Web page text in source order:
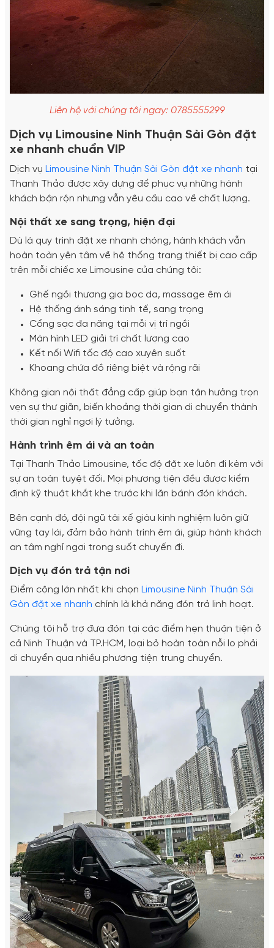
Liên hệ với chúng tôi ngay: 0785555299
Dịch vụ Limousine Ninh Thuận Sài Gòn đặt
xe nhanh chuẩn VIP
Dịch vụ Limousine Ninh Thuận Sài Gòn đặt xe nhanh tại
Thanh Thảo được xây dựng để phục vụ những hành
khách bận rộn nhưng vẫn yêu cầu cao về chất lượng.
Nội thất xe sang trọng, hiện đại
Dù là quy trình đặt xe nhanh chóng, hành khách vẫn
hoàn toàn yên tâm về hệ thống trang thiết bị cao cấp
trên mỗi chiếc xe Limousine của chúng tôi:
Ghế ngồi thương gia bọc da, massage êm ái
Hệ thống ánh sáng tinh tế, sang trọng
Cổng sạc đa năng tại mỗi vị trí ngồi
Màn hình LED giải trí chất lượng cao
Kết nối Wifi tốc độ cao xuyên suốt
Khoang chứa đồ riêng biệt và rộng rãi
Không gian nội thất đẳng cấp giúp bạn tận hưởng trọn
vẹn sự thư giãn, biến khoảng thời gian di chuyển thành
thời gian nghỉ ngơi lý tưởng.
Hành trình êm ái và an toàn
Tại Thanh Thảo Limousine, tốc độ đặt xe luôn đi kèm với
sự an toàn tuyệt đối. Mọi phương tiện đều được kiểm
định kỹ thuật khắt khe trước khi lăn bánh đón khách.
Bên cạnh đó, đội ngũ tài xế giàu kinh nghiệm luôn giữ
vững tay lái, đảm bảo hành trình êm ái, giúp hành khách
an tâm nghỉ ngơi trong suốt chuyến đi.
Dịch vụ đón trả tận nơi
Điểm cộng lớn nhất khi chọn Limousine Ninh Thuận Sài
Gòn đặt xe nhanh chính là khả năng đón trả linh hoạt.
Chúng tôi hỗ trợ đưa đón tại các điểm hẹn thuận tiện ở
cả Ninh Thuận và TP.HCM, loại bỏ hoàn toàn nỗi lo phải
di chuyển qua nhiều phương tiện trung chuyển.